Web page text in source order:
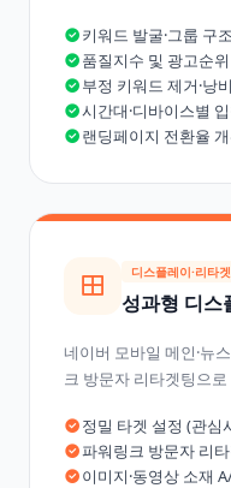
키워드 발굴·그룹 구
품질지수 및 광고순
부정 키워드 제거·낭
시간대·디바이스별
랜딩페이지 전환율
디스플레이·리타
성과형 디스
네이버 모바일 메인·뉴
크 방문자 리타겟팅으
정밀 타겟 설정 (관심
파워링크 방문자 리
이미지·동영상 소재